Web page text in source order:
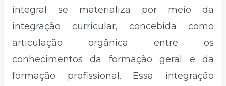
integral se materializa por meio da
integração curricular, concebida como
articulação orgânica entre os
conhecimentos da formação geral e da
formação profissional. Essa integração